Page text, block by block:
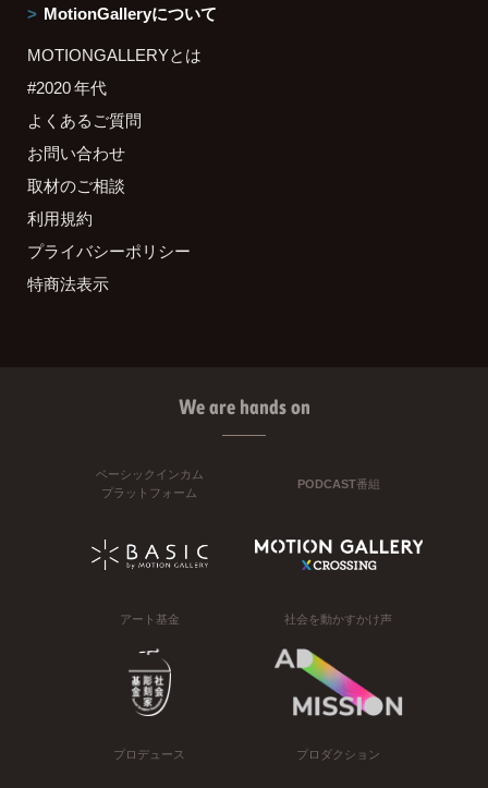
MotionGalleryについて
MOTIONGALLERYとは
#2020 年代
よくあるご質問
お問い合わせ
取材のご相談
利用規約
プライバシーポリシー
特商法表示
We are hands on
ベーシックインカム
プラットフォーム
PODCAST番組
アート基金 社会を動かすかけ声
プロデュース プロダクション